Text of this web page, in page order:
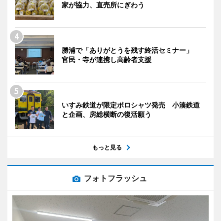
家が協力、直売所にぎわう
勝浦で「ありがとうを残す終活セミナー」
官民・寺が連携し高齢者支援
いすみ鉄道が限定ポロシャツ発売 小湊鉄道
と企画、房総横断の復活願う
もっと見る
フォトフラッシュ